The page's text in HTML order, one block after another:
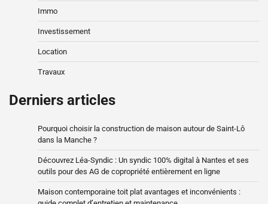
Immo
Investissement
Location
Travaux
Derniers articles
Pourquoi choisir la construction de maison autour de Saint-Lô
dans la Manche ?
Découvrez Léa-Syndic : Un syndic 100% digital à Nantes et ses
outils pour des AG de copropriété entièrement en ligne
Maison contemporaine toit plat avantages et inconvénients :